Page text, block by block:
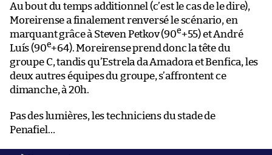
Au bout du temps additionnel (c’est le cas de le dire),
Moreirense a finalement renversé le scénario, en
marquant grâce à Steven Petkov (90e+55) et André
Luís (90e+64). Moreirense prend donc la tête du
groupe C, tandis qu’Estrela da Amadora et Benfica, les
deux autres équipes du groupe, s’affrontent ce
dimanche, à 20h.
Pas des lumières, les techniciens du stade de
Penafiel…